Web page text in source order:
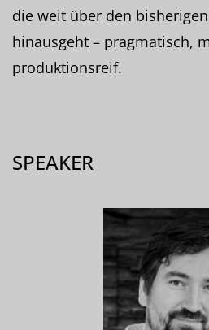
die weit über den
hinausgeht – pragmatisch,
produktionsreif.
SPEAKER